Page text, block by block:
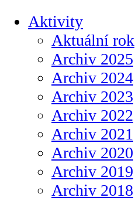
Aktivity
Aktuální rok
Archiv 2025
Archiv 2024
Archiv 2023
Archiv 2022
Archiv 2021
Archiv 2020
Archiv 2019
Archiv 2018